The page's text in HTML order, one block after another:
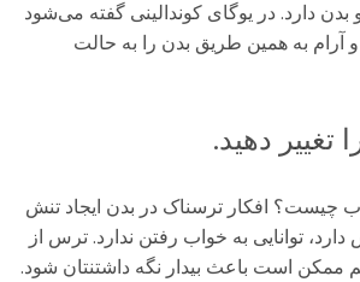
دارد. در یوگای کوندالینی گفته می‌شود
و آرام به همین طریق بدن را به حالت
چیست؟ افکار ترسناک در بدن ایجاد تنش
توانایی به خواب رفتن ندارد. ترس از
هم ممکن است باعث بیدار نگه داشتنتان شود.